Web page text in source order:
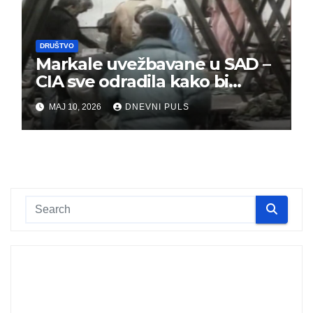
DRUŠTVO
Markale uvežbavane u SAD –
CIA sve odradila kako bi
optužili Srbe
MAJ 10, 2026 DNEVNI PULS